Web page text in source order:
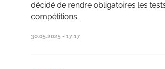
décidé de rendre obligatoires les
compétitions.
30.05.2025 - 17:17